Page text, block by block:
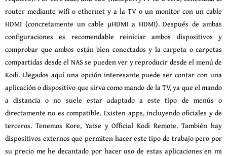
router mediante wifi o ethernet y a la TV o un monitor con un cable
HDMI (concretamente un cable μHDMI a HDMI). Después de ambas
configuraciones es recomendable reiniciar ambos dispositivos y
comprobar que ambos están bien conectados y la carpeta o carpetas
compartidas desde el NAS se pueden ver y reproducir desde el menú de
Kodi. Llegados aquí una opción interesante puede ser contar con una
aplicación o dispositivo que sirva como mando de la TV, ya que el mando
a distancia o no suele estar adaptado a este tipo de menús o
directamente no es compatible. Existen apps, incluyendo oficiales y de
terceros. Tenemos Kore, Yatse y Official Kodi Remote. También hay
dispositivos externos que permiten hacer este tipo de trabajo pero por
su precio me he decantado por hacer uso de estas aplicaciones en mi